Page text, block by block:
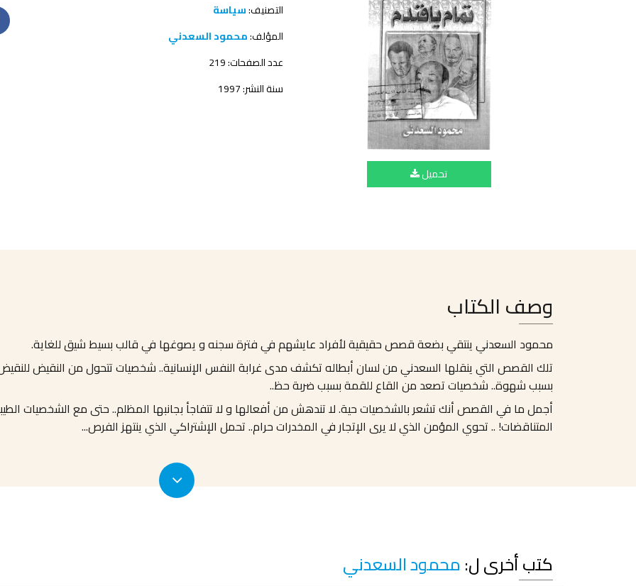
تحميل
التصنيف:سياسة
المؤلف:محمود السعدني
عدد الصفحات: 219
سنة النشر: 1997
وصف الكتاب
محمود السعدني ينتقي بضعة قصص حقيقية لأفراد عايشهم في فترة سجنه و يصوغها في قالب بسيط شيق للغاية.
تلك القصص التي ينقلها السعدني من لسان أبطاله تكشف مدى غرابة النفس الإنسانية..شخصيات تتحول من النقيض
بسبب شهوة..شخصيات تصعد من القاع للقمة بسبب ضربة حظ..
أجمل ما في القصص أنك تشعر بالشخصيات حية. لا تندهش من أفعالها و لا تتفاجأ بجانبها المظلم.. حتى مع الشخصيات
المتناقضات! .. تحوي المؤمن الذي لا يرى الإتجار في المخدرات حرام.. تحمل الإشتراكي الذي ينتهز الفرص...
كتب أخرى ل: محمود السعدني